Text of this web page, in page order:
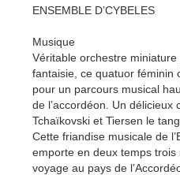
ENSEMBLE D’CYBELES
Musique
Véritable orchestre miniature
fantaisie, ce quatuor féminin
pour un parcours musical
de l’accordéon. Un délicieux
Tchaïkovski et Tiersen le
Cette friandise musicale de
emporte en deux temps trois
voyage au pays de